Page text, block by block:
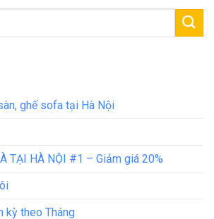
ghế sofa tại Hà Nội
TẠI HÀ NỘI #1 – Giảm giá 20%
kỳ theo Tháng